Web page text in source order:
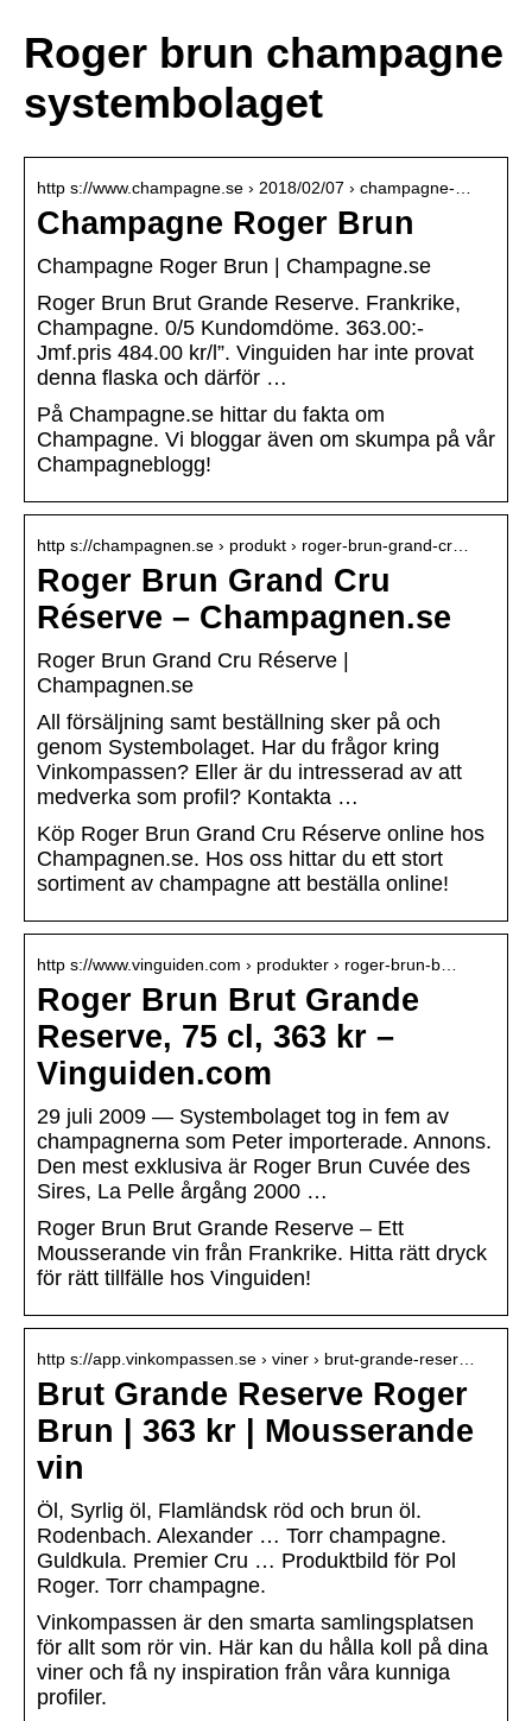
Roger brun champagne
systembolaget
http s://www.champagne.se › 2018/02/07 › champagne-…
Champagne Roger Brun
Champagne Roger Brun | Champagne.se
Roger Brun Brut Grande Reserve. Frankrike,
Champagne. 0/5 Kundomdöme. 363.00:-
Jmf.pris 484.00 kr/l”. Vinguiden har inte provat
denna flaska och därför …
På Champagne.se hittar du fakta om
Champagne. Vi bloggar även om skumpa på vår
Champagneblogg!
http s://champagnen.se › produkt › roger-brun-grand-cr…
Roger Brun Grand Cru
Réserve – Champagnen.se
Roger Brun Grand Cru Réserve |
Champagnen.se
All försäljning samt beställning sker på och
genom Systembolaget. Har du frågor kring
Vinkompassen? Eller är du intresserad av att
medverka som profil? Kontakta …
Köp Roger Brun Grand Cru Réserve online hos
Champagnen.se. Hos oss hittar du ett stort
sortiment av champagne att beställa online!
http s://www.vinguiden.com › produkter › roger-brun-b…
Roger Brun Brut Grande
Reserve, 75 cl, 363 kr –
Vinguiden.com
29 juli 2009 — Systembolaget tog in fem av
champagnerna som Peter importerade. Annons.
Den mest exklusiva är Roger Brun Cuvée des
Sires, La Pelle årgång 2000 …
Roger Brun Brut Grande Reserve – Ett
Mousserande vin från Frankrike. Hitta rätt dryck
för rätt tillfälle hos Vinguiden!
http s://app.vinkompassen.se › viner › brut-grande-reser…
Brut Grande Reserve Roger
Brun | 363 kr | Mousserande
vin
Öl, Syrlig öl, Flamländsk röd och brun öl.
Rodenbach. Alexander … Torr champagne.
Guldkula. Premier Cru … Produktbild för Pol
Roger. Torr champagne.
Vinkompassen är den smarta samlingsplatsen
för allt som rör vin. Här kan du hålla koll på dina
viner och få ny inspiration från våra kunniga
profiler.